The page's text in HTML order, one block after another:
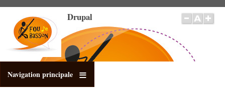
Inhalt
Drupal
Navigation principale